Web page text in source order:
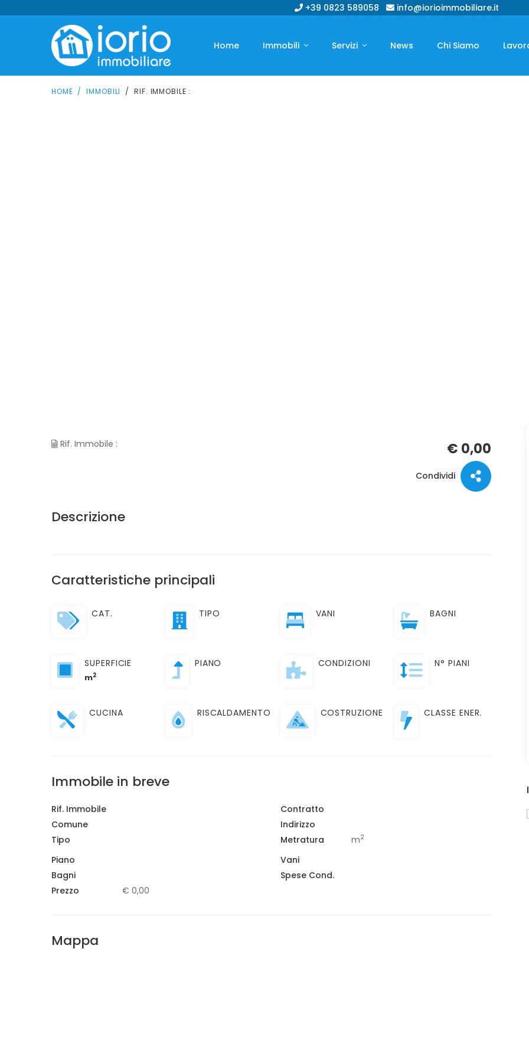
+39 0823 589058 info@iorioimmobiliare.it
Home Immobili Servizi News Chi Siamo
HOME IMMOBILI RIF. IMMOBILE :
Rif. Immobile : € 0,00
Condividi
Descrizione
Caratteristiche principali
CAT. TIPO VANI BAGNI
SUPERFICIE
m2
PIANO CONDIZIONI N° PIANI
CUCINA RISCALDAMENTO COSTRUZIONE CLASSE ENER.
Immobile in breve
Rif. Immobile
Contratto
Comune
Indirizzo
Tipo
Metratura m2
Piano
Vani
Bagni
Spese Cond.
Prezzo
€ 0,00
Mappa
PESCOCOSTANZO
€ 200.000,00